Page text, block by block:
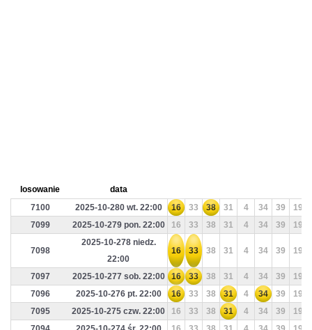
losowanie
data
7100
2025-10-280 wt. 22:00 16 33 38 31 4 34 39
19
7099
2025-10-279 pon. 22:00 16 33 38 31 4 34 39 19
7098
2025-10-278 niedz.
22:00
16 33 38 31 4 34 39 19
7097 2025-10-277 sob. 22:00 16 33 38 31 4 34 39
19
7096
2025-10-276 pt. 22:00 16 33 38 31 4 34 39
19
7095
2025-10-275 czw. 22:00 16 33 38 31 4 34 39
19